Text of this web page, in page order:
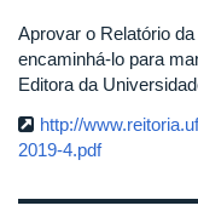
Aprovar o Relatório
encaminhá-lo para
Editora da
http://
2019-4.pdf